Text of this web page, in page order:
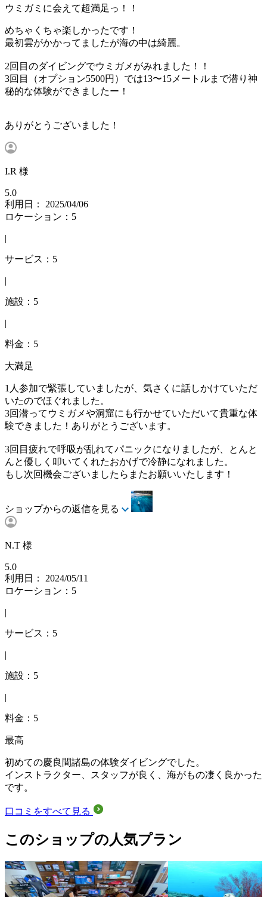
ウミガミに会えて超満足っ！！
めちゃくちゃ楽しかったです！
最初雲がかかってましたが海の中は綺麗。
2回目のダイビングでウミガメがみれました！！
3回目（オプション5500円）では13〜15メートルまで潜り神
秘的な体験ができましたー！
ありがとうございました！
I.R 様
5.0
利用日： 2025/04/06
ロケーション：5
|
サービス：5
|
施設：5
|
料金：5
大満足
1人参加で緊張していましたが、気さくに話しかけていただ
いたのでほぐれました。
3回潜ってウミガメや洞窟にも行かせていただいて貴重な体
験できました！ありがとうございます。
3回目疲れで呼吸が乱れてパニックになりましたが、とんと
んと優しく叩いてくれたおかげで冷静になれました。
もし次回機会ございましたらまたお願いいたします！
ショップからの返信を見る
N.T 様
5.0
利用日： 2024/05/11
ロケーション：5
|
サービス：5
|
施設：5
|
料金：5
最高
初めての慶良間諸島の体験ダイビングでした。
インストラクター、スタッフが良く、海がもの凄く良かった
です。
口コミをすべて見る
このショップの人気プラン